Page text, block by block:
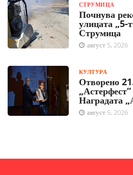
СТРУМИЦА
Почнува
улицата „5-
Струмица
август 5, 2026
КУЛТУРА
Отворено
Наградата
август 5, 2026